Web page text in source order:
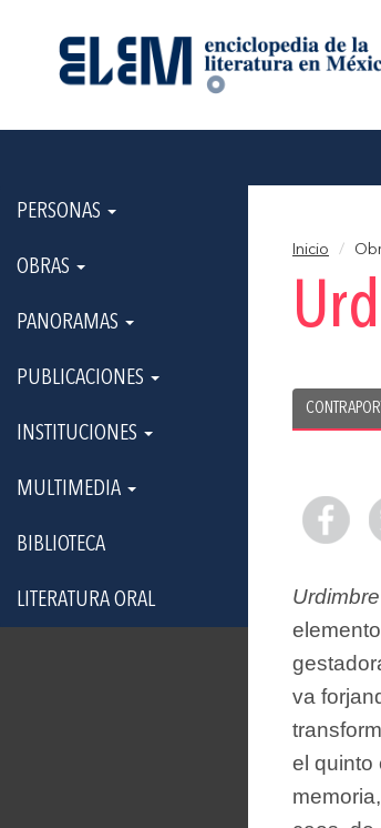
PERSONAS
OBRAS
PANORAMAS
PUBLICACIONES
INSTITUCIONES
MULTIMEDIA
BIBLIOTECA
LITERATURA ORAL
Inicio
va
el quinto